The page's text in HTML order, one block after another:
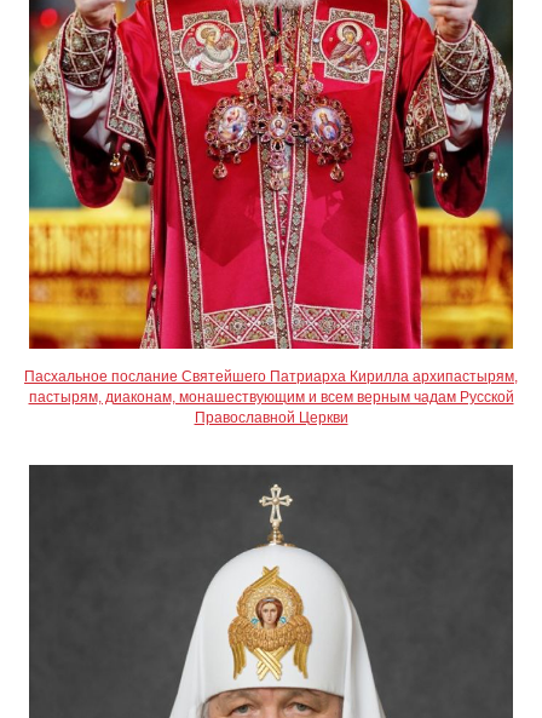
Пасхальное послание Святейшего Патриарха Кирилла архипастырям,
пастырям, диаконам, монашествующим и всем верным чадам Русской
Православной Церкви